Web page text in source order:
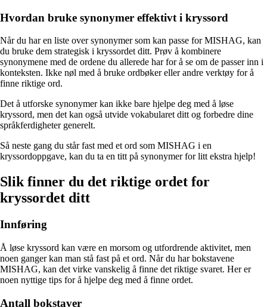
Hvordan bruke synonymer effektivt i kryssord
Når du har en liste over synonymer som kan passe for MISHAG, kan
du bruke dem strategisk i kryssordet ditt. Prøv å kombinere
synonymene med de ordene du allerede har for å se om de passer inn i
konteksten. Ikke nøl med å bruke ordbøker eller andre verktøy for å
finne riktige ord.
Det å utforske synonymer kan ikke bare hjelpe deg med å løse
kryssord, men det kan også utvide vokabularet ditt og forbedre dine
språkferdigheter generelt.
Så neste gang du står fast med et ord som MISHAG i en
kryssordoppgave, kan du ta en titt på synonymer for litt ekstra hjelp!
Slik finner du det riktige ordet for
kryssordet ditt
Innføring
Å løse kryssord kan være en morsom og utfordrende aktivitet, men
noen ganger kan man stå fast på et ord. Når du har bokstavene
MISHAG, kan det virke vanskelig å finne det riktige svaret. Her er
noen nyttige tips for å hjelpe deg med å finne ordet.
Antall bokstaver